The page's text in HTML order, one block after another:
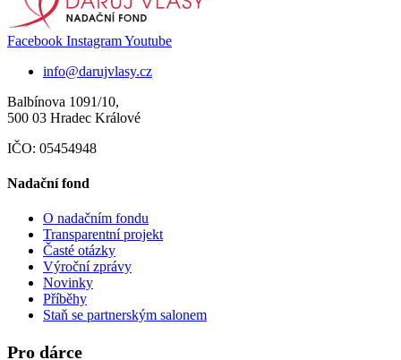
Facebook InstagramYoutube
info@darujvlasy.cz
Balbínova 1091/10,
500 03 Hradec Králové
IČO: 05454948
Nadační fond
O nadačním fondu
Transparentní projekt
Časté otázky
Výroční zprávy
Novinky
Příběhy
Staň se partnerským salonem
Pro dárce